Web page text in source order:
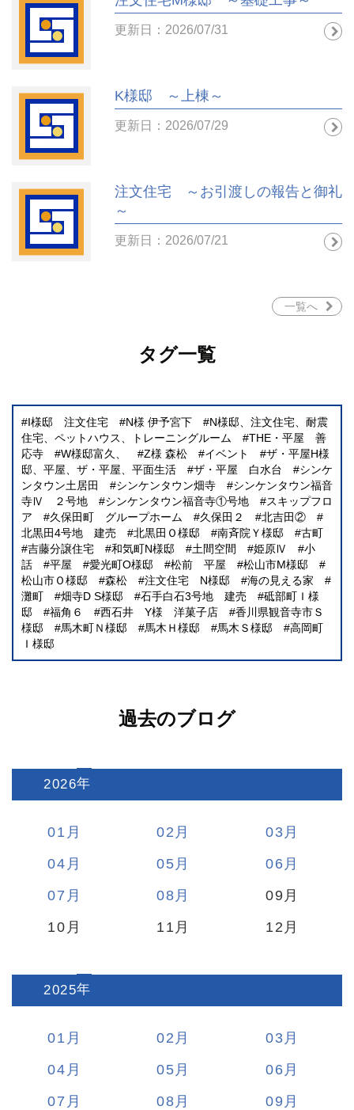
更新日：2026/07/31
K様邸 ～上棟～
更新日：2026/07/29
注文住宅 ～お引渡しの報告と御礼
～
更新日：2026/07/21
一覧へ
タグ一覧
I様邸 注文住宅 N様 伊予宮下
N様邸、注文住宅、耐震
住宅、ペットハウス、トレーニングルーム
THE・平屋 善
応寺
W様邸富久、 Z様 森松 イベント
ザ・平屋H様
邸、平屋、ザ・平屋、平面生活
ザ・平屋 白水台
シンケ
ンタウン土居田
シンケンタウン畑寺
シンケンタウン福音
寺Ⅳ ２号地
シンケンタウン福音寺①号地
スキップフロ
ア
久保田町 グループホーム 久保田２
北吉田②
北黒田4号地 建売
北黒田Ｏ様邸 南斉院Ｙ様邸
古町
吉藤分譲住宅
和気町N様邸 土間空間 姫原Ⅳ
小
話
平屋 愛光町O様邸 松前 平屋
松山市M様邸
松山市Ｏ様邸
森松 注文住宅 N様邸
海の見える家
灘町
畑寺D S様邸 石手白石3号地 建売
砥部町Ｉ様
邸
福角６ 西石井 Y様 洋菓子店
香川県観音寺市Ｓ
様邸
馬木町Ｎ様邸 馬木Ｈ様邸 馬木Ｓ様邸
高岡町
Ｉ様邸
過去のブログ
2026:
01 02
03
04
05
06
07
08
09
10
11 12
2025:
01 02
03
04
05
06
07
08
09